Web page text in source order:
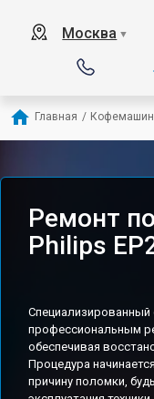
Москва ▼
Главная /
Ремонт
Philips
Специализированный
профессиональным
обеспечивая
Процедура
причину поломки,